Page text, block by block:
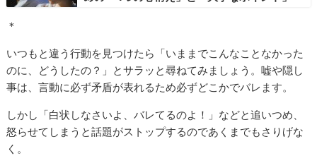
＊
いつもと違う行動を見つけたら「いままでこんなことなかった
のに、どうしたの？」とサラッと尋ねてみましょう。嘘や隠し
事は、言動に必ず矛盾が表れるため必ずどこかでバレます。
しかし「白状しなさいよ、バレてるのよ！」などと追いつめ、
怒らせてしまうと話題がストップするのであくまでもさりげな
く。